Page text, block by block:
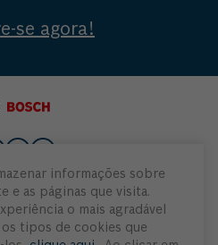
informações sobre
e as páginas que visita.
o mais agradável
tipos de cookies que
se agora!